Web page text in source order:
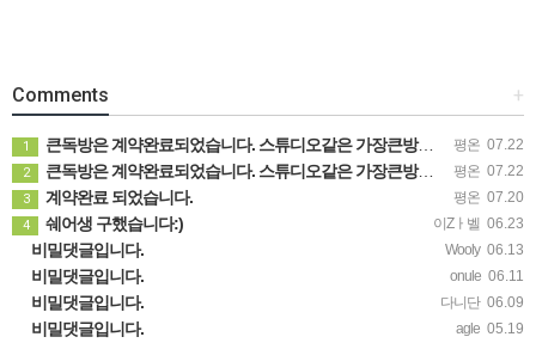
+
Comments
평온 07.22
1 큰독방은 계약완료되었습니다. 스튜디오같은 가장큰방을 2인동시 또는 혼자서 큰독방으로도 즉시입주 가능합니다.
평온 07.22
2 큰독방은 계약완료되었습니다. 스튜디오같은 가장큰방을 2인동시 또는 혼자서 큰독방으로도 즉시입주 가능합니다.
평온 07.20
3 계약완료 되었습니다.
이Zㅏ벨 06.23
4 쉐어생 구했습니다:)
Wooly 06.13
비밀댓글입니다.
onule 06.11
비밀댓글입니다.
다니단 06.09
비밀댓글입니다.
agle 05.19
비밀댓글입니다.